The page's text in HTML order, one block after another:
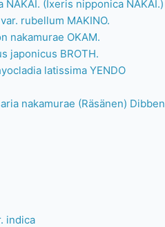
NAKAI. (Ixeris nipponica NAKAI.)
rubellum MAKINO.
nakamurae OKAM.
japonicus BROTH.
latissima YENDO
nakamurae (Räsänen) Dibben
indica